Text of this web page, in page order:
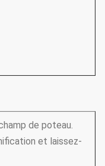
de poteau.
et laissez-